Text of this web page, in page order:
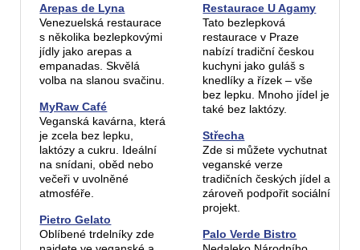
Arepas de Lyna
Venezuelská restaurace
s několika bezlepkovými
jídly jako arepas a
empanadas. Skvělá
volba na slanou svačinu.
MyRaw Café
Veganská kavárna, která
je zcela bez lepku,
laktózy a cukru. Ideální
na snídani, oběd nebo
večeři v uvolněné
atmosféře.
Pietro Gelato
Oblíbené trdelníky zde
Restaurace U Agamy
Tato bezlepková
restaurace v Praze
nabízí tradiční českou
kuchyni jako guláš s
knedlíky a řízek – vše
bez lepku. Mnoho jídel je
také bez laktózy.
Střecha
Zde si můžete vychutnat
veganské verze
tradičních českých jídel a
zároveň podpořit sociální
projekt.
Palo Verde Bistro